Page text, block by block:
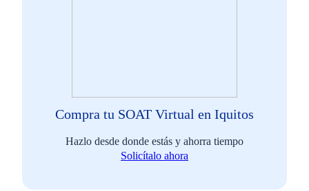
Compra tu SOAT Virtual en Iquitos
Hazlo desde donde estás y ahorra tiempo
Solicítalo ahora